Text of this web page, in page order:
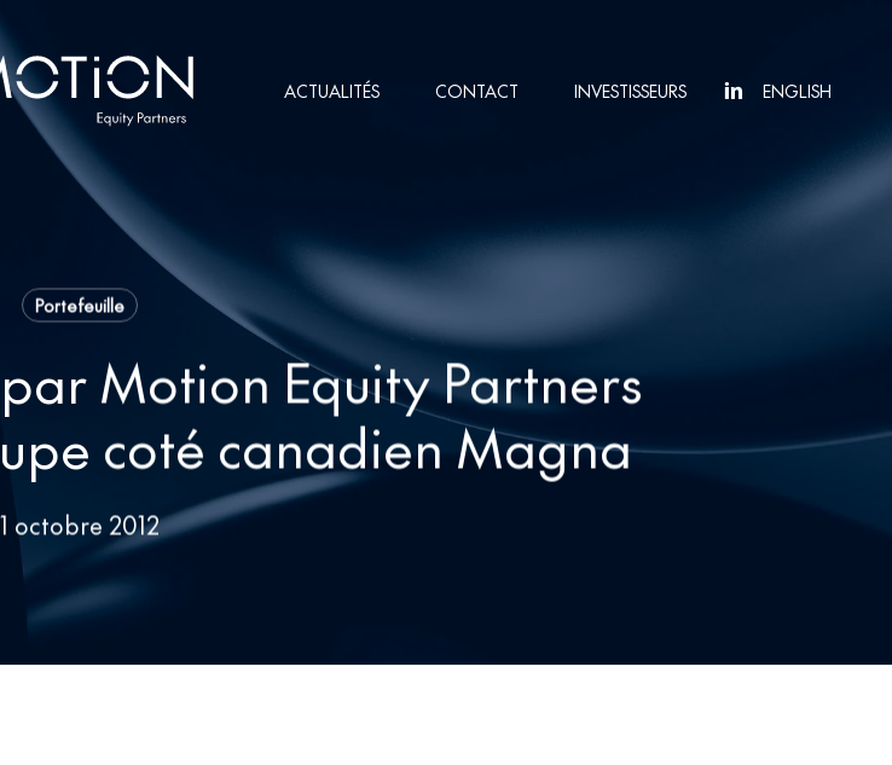
ACTUALITÉS CONTACT INVESTISSEURS ENGLISH
Portefeuille
Motion Equity Partners
coté canadien Magna
1 octobre 2012